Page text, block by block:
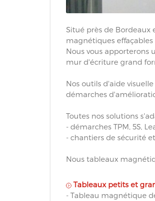
Situé près de Bordeaux
magnétiques
Nous vous apporterons
mur d'écriture grand
Nos outils d'aide
démarches
Toutes nos solutions
- démarches TPM, 5S,
- chantiers de sécurité
Nous tableaux
Tableaux petits et
- Tableau magnétique